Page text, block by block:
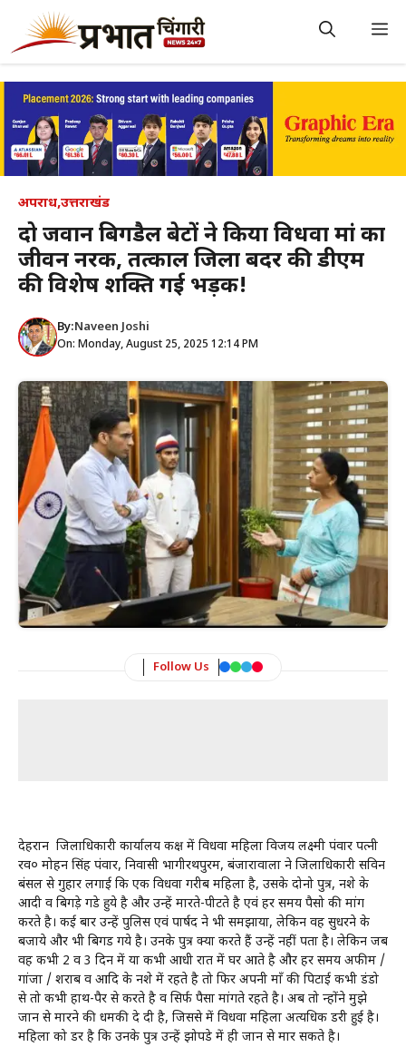
content
अपराध,उत्तराखंड
दो जवान बिगडै़ल बेटों ने किया विधवा मां का
जीवन नरक, तत्काल जिला बदर की डीएम
की विशेष शक्ति गई भड़क!
By:Naveen Joshi
On: Monday, August 25, 2025 12:14 PM
Follow Us
देहरादून जिलाधिकारी कार्यालय कक्ष में विधवा महिला विजय लक्ष्मी पंवार पत्नी
रव० मोहन सिंह पंवार, निवासी भागीरथपुरम, बंजारावाला ने जिलाधिकारी सविन
बंसल से गुहार लगाई कि एक विधवा गरीब महिला है, उसके दोनो पुत्र, नशे के
आदी व बिगड़े गडे हुये है और उन्हें मारते-पीटते है एवं हर समय पैसो की मांग
करते है। कई बार उन्हें पुलिस एवं पार्षद ने भी समझाया, लेकिन वह सुधरने के
बजाये और भी बिगड गये है। उनके पुत्र क्या करते हैं उन्हें नहीं पता है। लेकिन जब
वह कभी 2 व 3 दिन में या कभी आधी रात में घर आते है और हर समय अफीम /
गांजा / शराब व आदि के नशे में रहते है तो फिर अपनी माँ की पिटाई कभी डंडो
से तो कभी हाथ-पैर से करते है व सिर्फ पैसा मांगते रहते है। अब तो न्होंने मुझे
जान से मारने की धमकी दे दी है, जिससे में विधवा महिला अत्यधिक डरी हुई है।
महिला को डर है कि उनके पुत्र उन्हें झोपडे में ही जान से मार सकते है।